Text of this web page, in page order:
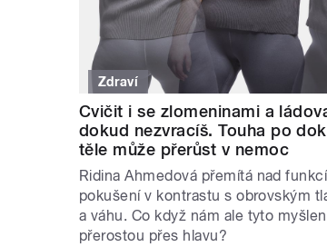
Zdraví
Cvičit i se zlomeninami a
dokud nezvracíš. Touha po
těle může přerůst v nemoc
Ridina Ahmedová přemítá nad
pokušení v kontrastu s obrovským
a váhu. Co když nám ale tyto
přerostou přes hlavu?